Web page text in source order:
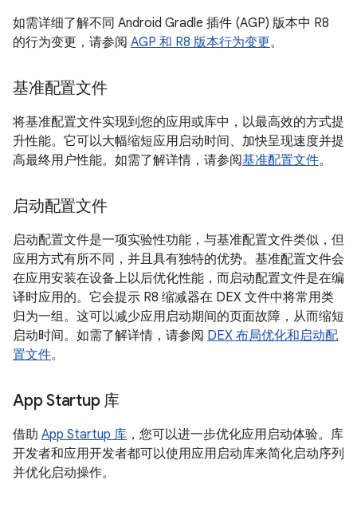
如需详细了解不同 Android Gradle 插件 (AGP) 版本中 R8
的行为变更，请参阅 AGP 和 R8 版本行为变更。
基准配置文件
将基准配置文件实现到您的应用或库中，以最高效的方式提
升性能。它可以大幅缩短应用启动时间、加快呈现速度并提
高最终用户性能。如需了解详情，请参阅基准配置文件。
启动配置文件
启动配置文件是一项实验性功能，与基准配置文件类似，但
应用方式有所不同，并且具有独特的优势。基准配置文件会
在应用安装在设备上以后优化性能，而启动配置文件是在编
译时应用的。它会提示 R8 缩减器在 DEX 文件中将常用类
归为一组。这可以减少应用启动期间的页面故障，从而缩短
启动时间。如需了解详情，请参阅 DEX 布局优化和启动配
置文件。
App Startup 库
借助 App Startup 库 ，您可以进一步优化应用启动体验。库
开发者和应用开发者都可以使用应用启动库来简化启动序列
并优化启动操作。